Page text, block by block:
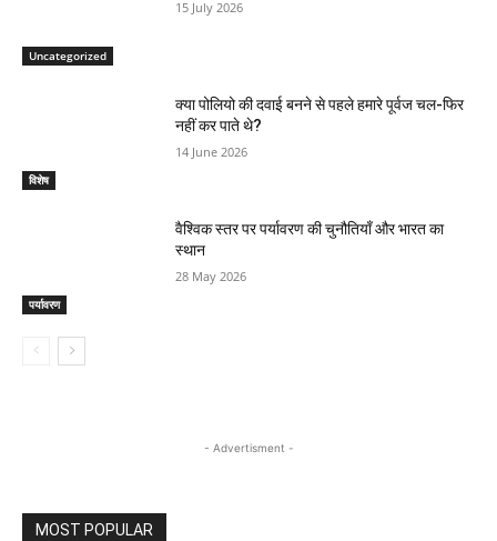
Uncategorized
15 July 2026
विशेष
क्या पोलियो की दवाई बनने से पहले हमारे पूर्वज चल-फिर
नहीं कर पाते थे?
14 June 2026
पर्यावरण
वैश्विक स्तर पर पर्यावरण की चुनौतियाँ और भारत का
स्थान
28 May 2026
- Advertisment -
MOST POPULAR